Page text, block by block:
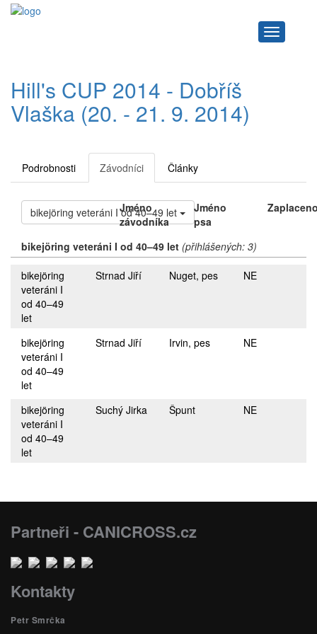
Navigace
Hill's CUP 2014 - Dobříš
Vlaška (20. - 21. 9. 2014)
Podrobnosti Závodníci Články
bikejöring veteráni I od 40–49 let
Jméno
závodníka
Jméno
psa
bikejöring veteráni I od 40–49 let (přihlášených: 3)
bikejöring
veteráni I
od 40–49
let
Strnad Jiří Nuget, pes NE
bikejöring
veteráni I
od 40–49
let
Strnad Jiří Irvin, pes NE
bikejöring
veteráni I
od 40–49
let
Suchý Jirka Špunt NE
Partneři - CANICROSS.cz
Kontakty
Petr Smrčka